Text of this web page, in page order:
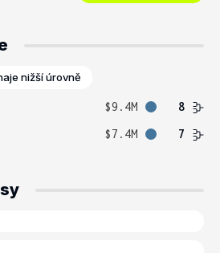
nižší úrovně
$9.4M
8
$7.4M 7